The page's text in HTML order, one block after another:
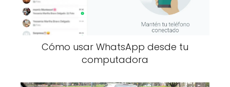
Cómo usar WhatsApp desde tu
computadora